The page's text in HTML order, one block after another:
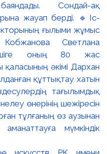
Сондай-ақ
жауап берді. 🔹Іс-
ғылыми жұмыс
Кобжанова Светлана
оның 80 жас
әкімі Дархан
құттықтау хатын
тағылымдық
өнерінің шежіресін
тұлғаның өз аузынан
мүмкіндік